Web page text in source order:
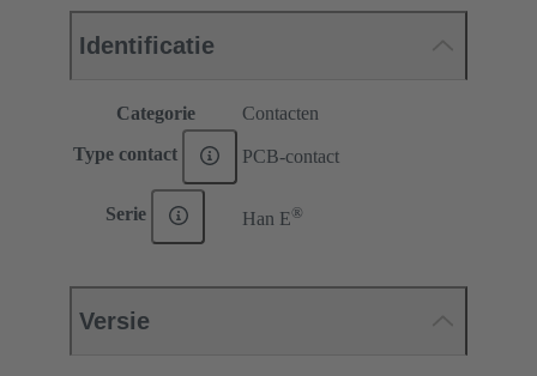
Identificatie
Categorie Contacten
Type contact PCB-contact
Serie Han E®
Versie